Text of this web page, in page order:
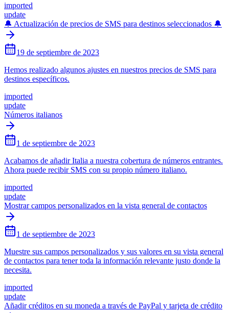
imported
update
🔔 Actualización de precios de SMS para destinos seleccionados 🔔
19 de septiembre de 2023
Hemos realizado algunos ajustes en nuestros precios de SMS para
destinos específicos.
imported
update
Números italianos
1 de septiembre de 2023
Acabamos de añadir Italia a nuestra cobertura de números entrantes.
Ahora puede recibir SMS con su propio número italiano.
imported
update
Mostrar campos personalizados en la vista general de contactos
1 de septiembre de 2023
Muestre sus campos personalizados y sus valores en su vista general
de contactos para tener toda la información relevante justo donde la
necesita.
imported
update
Añadir créditos en su moneda a través de PayPal y tarjeta de crédito